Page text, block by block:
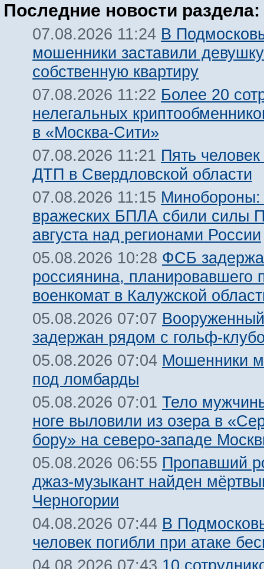
Последние новости раздела:
07.08.2026 11:24 В
мошенники заставили
собственную квартиру
07.08.2026 11:22 Более 20
нелегальных
в «Москва-Сити»
07.08.2026 11:21 Пять
ДТП в Свердловской области
07.08.2026 11:15 Минобороны:
вражеских БПЛА сбили силы
августа над регионами России
05.08.2026 10:28 ФСБ
россиянина, планировавшего
военкомат в Калужской
05.08.2026 07:07
задержан рядом с гольф-
05.08.2026 07:04 Мошенники
под ломбарды
05.08.2026 07:01 Тело
ноге выловили из озера в
бору» на северо-западе
05.08.2026 06:55 Пропавший
джаз-музыкант найден
Черногории
04.08.2026 07:44 В
человек погибли при атаке
04.08.2026 07:43 10